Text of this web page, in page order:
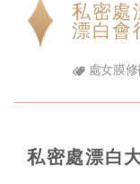
私密處
漂白會
處女膜修
私密處漂白